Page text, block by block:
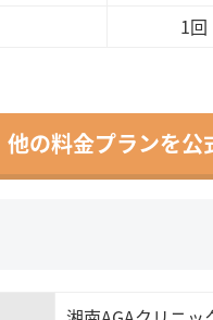
1回
他の料金プランを公